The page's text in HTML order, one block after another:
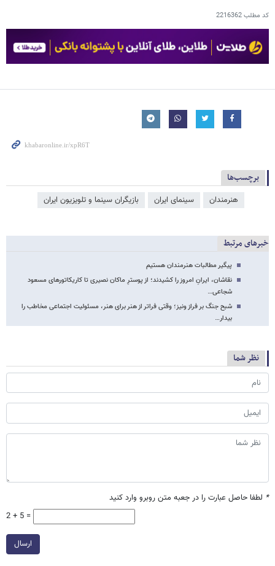
کد مطلب2216362
برچسب‌ها
هنرمندان سینمای ایران بازیگران سینما و تلویزیون ایران
خبرهای مرتبط
پیگیر مطالبات هنرمندان هستیم
نقاشان، ایرانِ امروز را کشیدند؛ از پوسترِ ماکان نصیری تا کاریکاتورهای مسعود
شجاعی…
شبح جنگ بر فراز ونیز؛ وقتی فراتر از هنر برای هنر، مسئولیت اجتماعی مخاطب را
بیدار…
نظر شما
* لطفا حاصل عبارت را در جعبه متن روبرو وارد کنید
2 + 5 =
ارسال